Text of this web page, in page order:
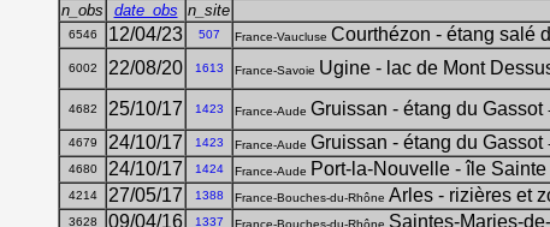
n_obs date_obs n_site
6546 12/04/23 507 France-Vaucluse Courthézon - étang salé
6002 22/08/20 1613 France-Savoie Ugine - lac de Mont
4682 25/10/17 1423 France-Aude Gruissan - étang du Gassot
4679 24/10/17 1423 France-Aude Gruissan - étang du Gassot
4680
24/10/17 1424 France-Aude Port-la-Nouvelle - île
4214
27/05/17 1388 France-Bouches-du-Rhône Arles - rizières et
3628
09/04/16 1337 France-Bouches-du-Rhône Saintes-Maries-